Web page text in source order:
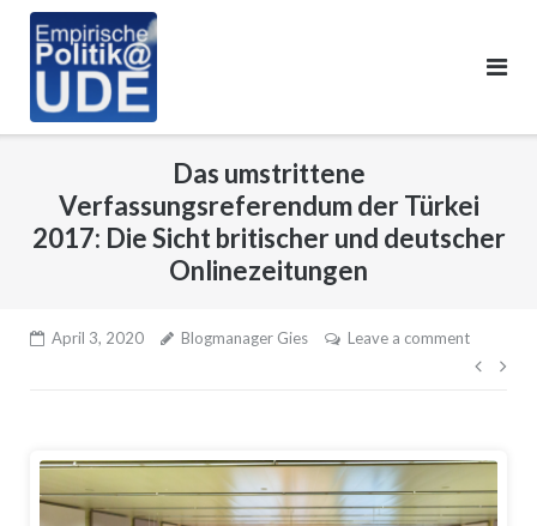
content
Das umstrittene
Verfassungsreferendum der Türkei
2017: Die Sicht britischer und deutscher
Onlinezeitungen
April 3, 2020 Blogmanager Gies Leave a comment